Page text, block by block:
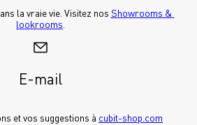
la vraie vie. Visitez nos Showrooms &
lookrooms
E-mail
et vos suggestions à cubit-shop.com